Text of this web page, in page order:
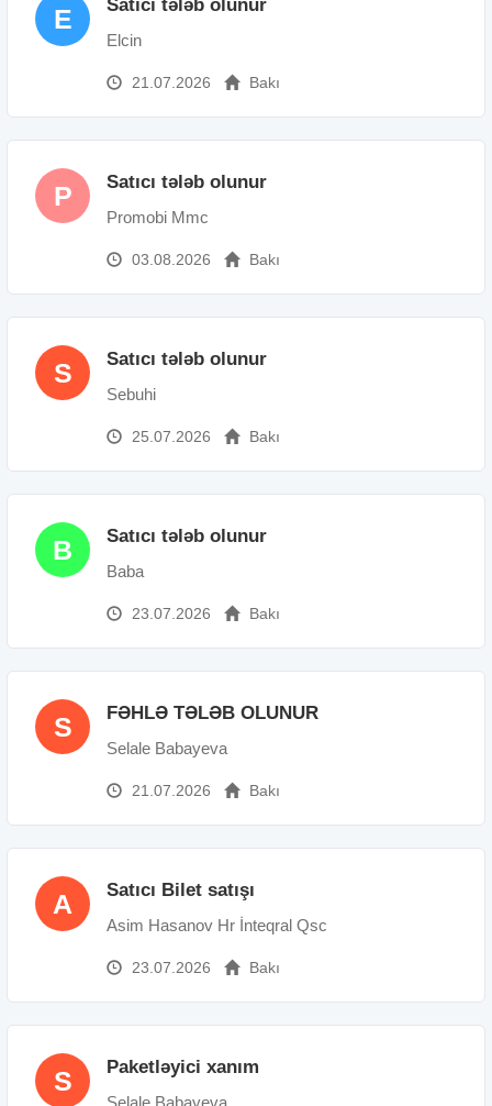
E Satıcı tələb olunur
Elcin
21.07.2026 Bakı
P Satıcı tələb olunur
Promobi Mmc
03.08.2026 Bakı
S Satıcı tələb olunur
Sebuhi
25.07.2026 Bakı
B Satıcı tələb olunur
Baba
23.07.2026 Bakı
S FƏHLƏ TƏLƏB OLUNUR
Selale Babayeva
21.07.2026 Bakı
A Satıcı Bilet satışı
Asim Hasanov Hr İnteqral Qsc
23.07.2026 Bakı
S Paketləyici xanım
Selale Babayeva